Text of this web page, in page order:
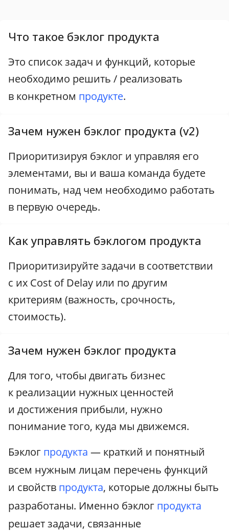
Что такое бэклог продукта
Это список задач и функций, которые
необходимо решить / реализовать
в конкретном продукте.
Зачем нужен бэклог продукта (v2)
Приоритизируя бэклог и управляя его
элементами, вы и ваша команда будете
понимать, над чем необходимо работать
в первую очередь.
Как управлять бэклогом продукта
Приоритизируйте задачи в соответствии
с их Cost of Delay или по другим
критериям (важность, срочность,
стоимость).
Зачем нужен бэклог продукта
Для того, чтобы двигать бизнес
к реализации нужных ценностей
и достижения прибыли, нужно
понимание того, куда мы движемся.
Бэклог продукта — краткий и понятный
всем нужным лицам перечень функций
и свойств продукта, которые должны быть
разработаны. Именно бэклог продукта
решает задачи, связанные